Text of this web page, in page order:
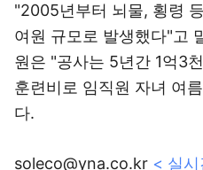
"2005년부터 뇌물, 횡령
여원 규모로 발생했다"고
원은 "공사는 5년간 1억3
훈련비로 임직원 자녀 여
다.
soleco@yna.co.kr < 실